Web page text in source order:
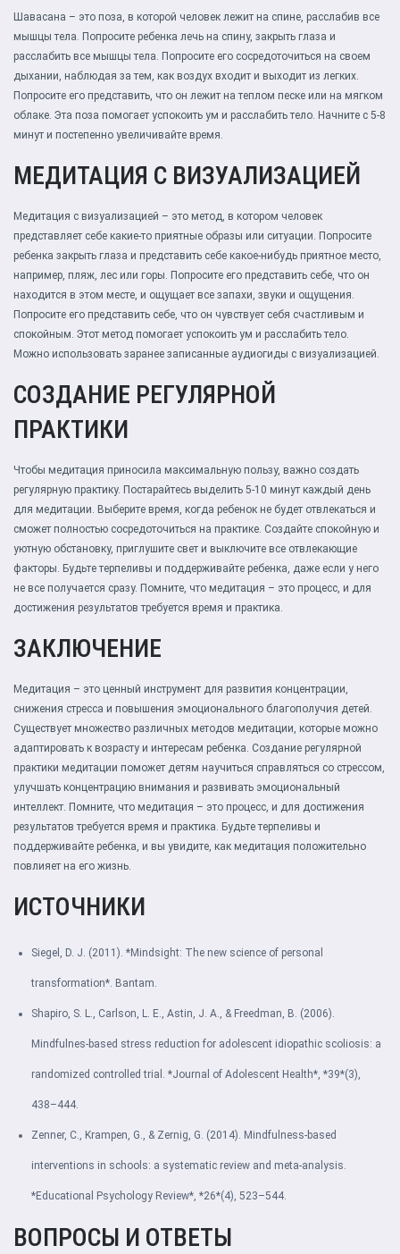
Шавасана – это поза, в которой человек лежит на спине, расслабив все
мышцы тела. Попросите ребенка лечь на спину, закрыть глаза и
расслабить все мышцы тела. Попросите его сосредоточиться на своем
дыхании, наблюдая за тем, как воздух входит и выходит из легких.
Попросите его представить, что он лежит на теплом песке или на мягком
облаке. Эта поза помогает успокоить ум и расслабить тело. Начните с 5-8
минут и постепенно увеличивайте время.
МЕДИТАЦИЯ С ВИЗУАЛИЗАЦИЕЙ
Медитация с визуализацией – это метод, в котором человек
представляет себе какие-то приятные образы или ситуации. Попросите
ребенка закрыть глаза и представить себе какое-нибудь приятное место,
например, пляж, лес или горы. Попросите его представить себе, что он
находится в этом месте, и ощущает все запахи, звуки и ощущения.
Попросите его представить себе, что он чувствует себя счастливым и
спокойным. Этот метод помогает успокоить ум и расслабить тело.
Можно использовать заранее записанные аудиогиды с визуализацией.
СОЗДАНИЕ РЕГУЛЯРНОЙ
ПРАКТИКИ
Чтобы медитация приносила максимальную пользу, важно создать
регулярную практику. Постарайтесь выделить 5-10 минут каждый день
для медитации. Выберите время, когда ребенок не будет отвлекаться и
сможет полностью сосредоточиться на практике. Создайте спокойную и
уютную обстановку, приглушите свет и выключите все отвлекающие
факторы. Будьте терпеливы и поддерживайте ребенка, даже если у него
не все получается сразу. Помните, что медитация – это процесс, и для
достижения результатов требуется время и практика.
ЗАКЛЮЧЕНИЕ
Медитация – это ценный инструмент для развития концентрации,
снижения стресса и повышения эмоционального благополучия детей.
Существует множество различных методов медитации, которые можно
адаптировать к возрасту и интересам ребенка. Создание регулярной
практики медитации поможет детям научиться справляться со стрессом,
улучшать концентрацию внимания и развивать эмоциональный
интеллект. Помните, что медитация – это процесс, и для достижения
результатов требуется время и практика. Будьте терпеливы и
поддерживайте ребенка, и вы увидите, как медитация положительно
повлияет на его жизнь.
ИСТОЧНИКИ
Siegel, D. J. (2011). *Mindsight: The new science of personal
transformation*. Bantam.
Shapiro, S. L., Carlson, L. E., Astin, J. A., & Freedman, B. (2006).
Mindfulnes-based stress reduction for adolescent idiopathic scoliosis: a
randomized controlled trial. *Journal of Adolescent Health*, *39*(3),
438–444.
Zenner, C., Krampen, G., & Zernig, G. (2014). Mindfulness-based
interventions in schools: a systematic review and meta-analysis.
*Educational Psychology Review*, *26*(4), 523–544.
ВОПРОСЫ И ОТВЕТЫ